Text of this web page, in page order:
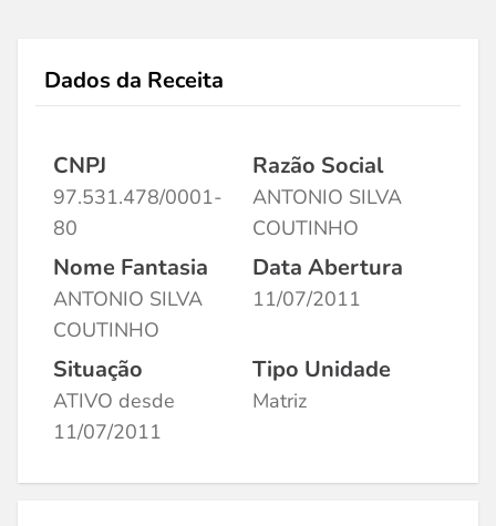
Dados da Receita
CNPJ
97.531.478/0001-
80
Razão Social
ANTONIO SILVA
COUTINHO
Nome Fantasia
ANTONIO SILVA
COUTINHO
Data Abertura
11/07/2011
Situação
ATIVO desde
11/07/2011
Tipo Unidade
Matriz